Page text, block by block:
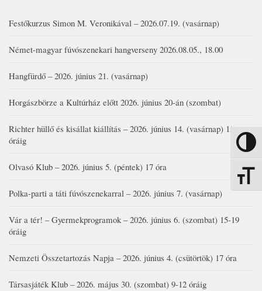
Nagy
Festőkurzus Simon M. Veronikával – 2026.07.19. (vasárnap)
Német-magyar fúvószenekari hangverseny 2026.08.05., 18.00
Hangfürdő – 2026. június 21. (vasárnap)
Horgászbörze a Kultúrház előtt 2026. június 20-án (szombat)
Richter hüllő és kisállat kiállítás – 2026. június 14. (vasárnap) 15-17
óráig
Olvasó Klub – 2026. június 5. (péntek) 17 óra
Polka-parti a táti fúvószenekarral – 2026. június 7. (vasárnap)
Vár a tér! – Gyermekprogramok – 2026. június 6. (szombat) 15-19
óráig
Nemzeti Összetartozás Napja – 2026. június 4. (csütörtök) 17 óra
Társasjáték Klub – 2026. május 30. (szombat) 9-12 óráig